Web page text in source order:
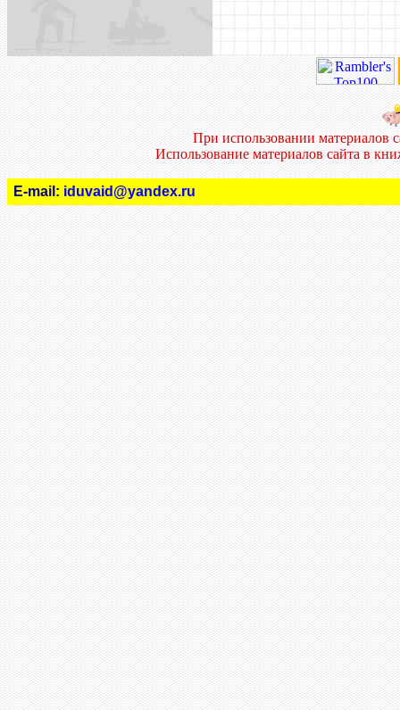
При использовании материалов
Использование материалов сайта в
E-mail: iduvaid@yandex.ru